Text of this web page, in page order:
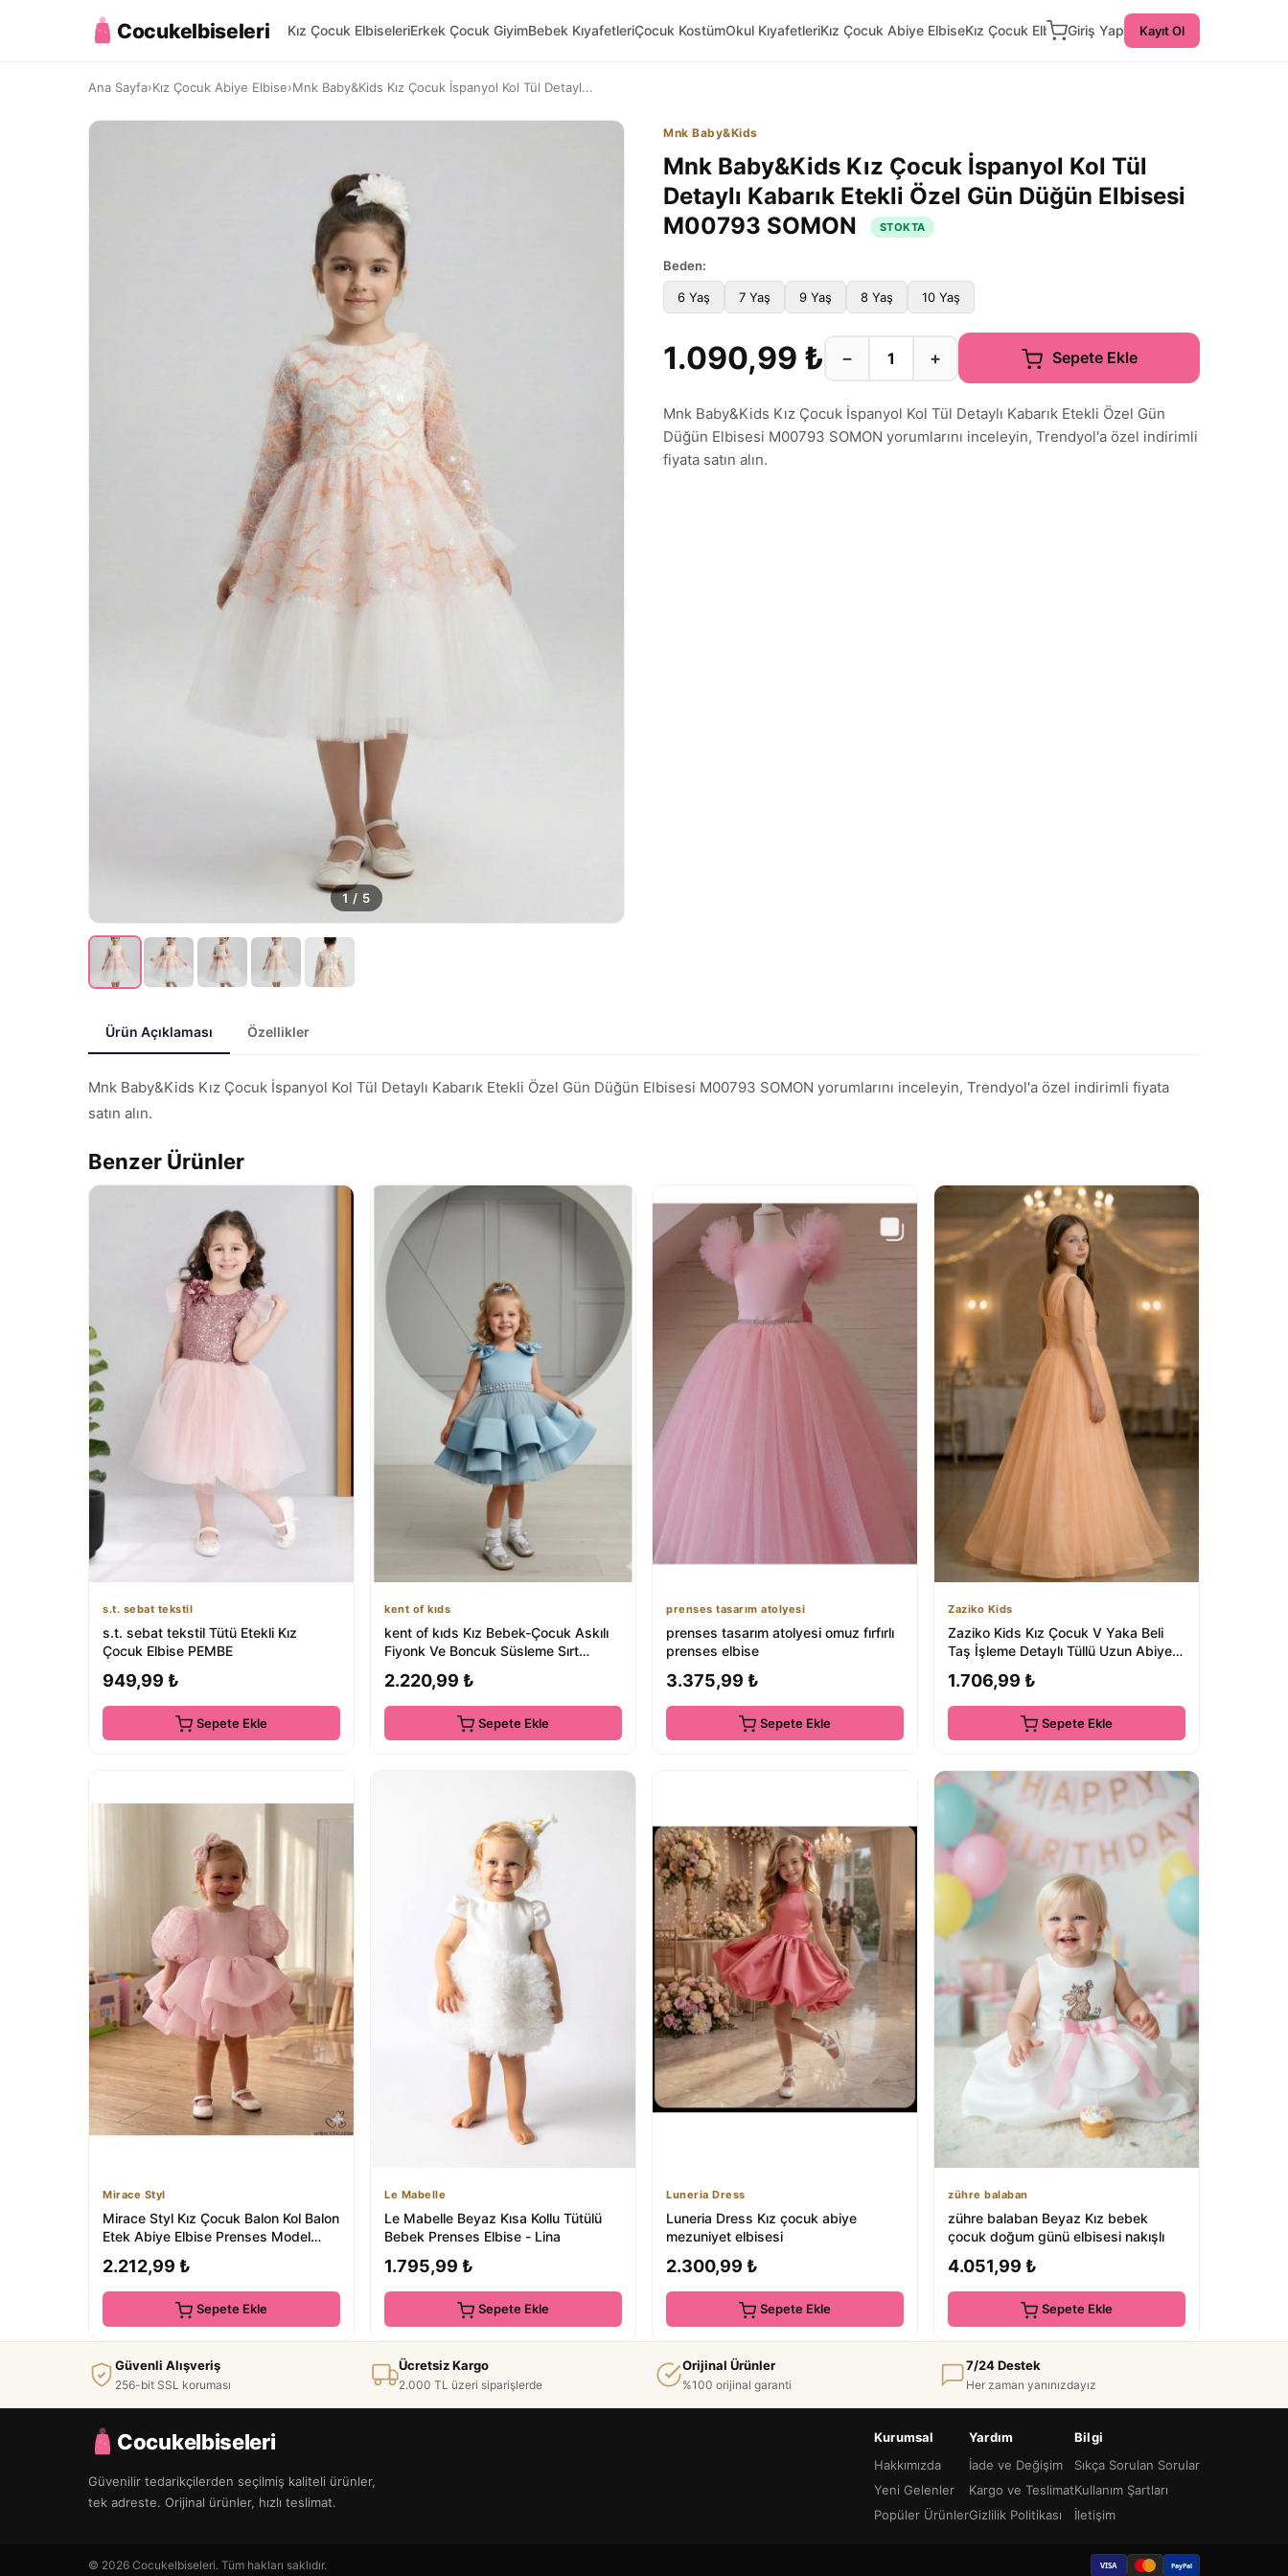
Cocukelbiseleri Kız Çocuk ElbiseleriErkek Çocuk GiyimBebek KıyafetleriÇocuk KostümOkul KıyafetleriKız Çocuk Abiye ElbiseKız Çocuk ElbiseGiriş Yap Kayıt Ol
Ana Sayfa›Kız Çocuk Abiye Elbise›Mnk Baby&Kids Kız Çocuk İspanyol Kol Tül Detayl...
1 / 5
Mnk Baby&Kids
Mnk Baby&Kids Kız Çocuk İspanyol Kol Tül
Detaylı Kabarık Etekli Özel Gün Düğün Elbisesi
M00793 SOMON
STOKTA
Beden:
6 Yaş 7 Yaş 9 Yaş 8 Yaş 10 Yaş
1.090,99 ₺ − + Sepete Ekle
Mnk Baby&Kids Kız Çocuk İspanyol Kol Tül Detaylı Kabarık Etekli Özel Gün
Düğün Elbisesi M00793 SOMON yorumlarını inceleyin, Trendyol'a özel indirimli
fiyata satın alın.
Ürün Açıklaması Özellikler
Mnk Baby&Kids Kız Çocuk İspanyol Kol Tül Detaylı Kabarık Etekli Özel Gün Düğün Elbisesi M00793 SOMON yorumlarını inceleyin, Trendyol'a özel indirimli fiyata
satın alın.
Benzer Ürünler
s.t. sebat tekstil
s.t. sebat tekstil Tütü Etekli Kız
Çocuk Elbise PEMBE
949,99 ₺
Sepete Ekle
kent of kıds
kent of kıds Kız Bebek-Çocuk Askılı
Fiyonk Ve Boncuk Süsleme Sırt
2.220,99 ₺
Sepete Ekle
prenses tasarım atolyesi
prenses tasarım atolyesi omuz fırfırlı
prenses elbise
3.375,99 ₺
Sepete Ekle
Zaziko Kids
Zaziko Kids Kız Çocuk V Yaka Beli
Taş İşleme Detaylı Tüllü Uzun Abiye
1.706,99 ₺
Sepete Ekle
Mirace Styl
Mirace Styl Kız Çocuk Balon Kol Balon
Etek Abiye Elbise Prenses Model
Doğum G...
2.212,99 ₺
Sepete Ekle
Le Mabelle
Le Mabelle Beyaz Kısa Kollu Tütülü
Bebek Prenses Elbise - Lina
1.795,99 ₺
Sepete Ekle
Luneria Dress
Luneria Dress Kız çocuk abiye
mezuniyet elbisesi
2.300,99 ₺
Sepete Ekle
zühre balaban
zühre balaban Beyaz Kız bebek
çocuk doğum günü elbisesi nakışlı
4.051,99 ₺
Sepete Ekle
Güvenli Alışveriş
256-bit SSL koruması
Ücretsiz Kargo
2.000 TL üzeri siparişlerde
Orijinal Ürünler
%100 orijinal garanti
7/24 Destek
Her zaman yanınızdayız
Cocukelbiseleri
Güvenilir tedarikçilerden seçilmiş kaliteli ürünler,
tek adreste. Orijinal ürünler, hızlı teslimat.
Kurumsal
Hakkımızda
Yeni Gelenler
Popüler Ürünler
Yardım
İade ve Değişim
Kargo ve Teslimat
Gizlilik Politikası
Bilgi
Sıkça Sorulan Sorular
Kullanım Şartları
İletişim
© 2026 Cocukelbiseleri. Tüm hakları saklıdır. VISA PayPal